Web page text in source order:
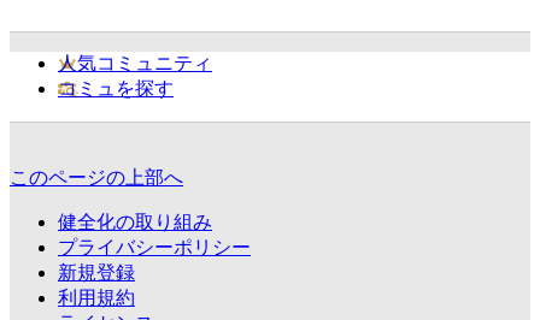
人気コミュニティ
コミュを探す
このページの上部へ
健全化の取り組み
プライバシーポリシー
新規登録
利用規約